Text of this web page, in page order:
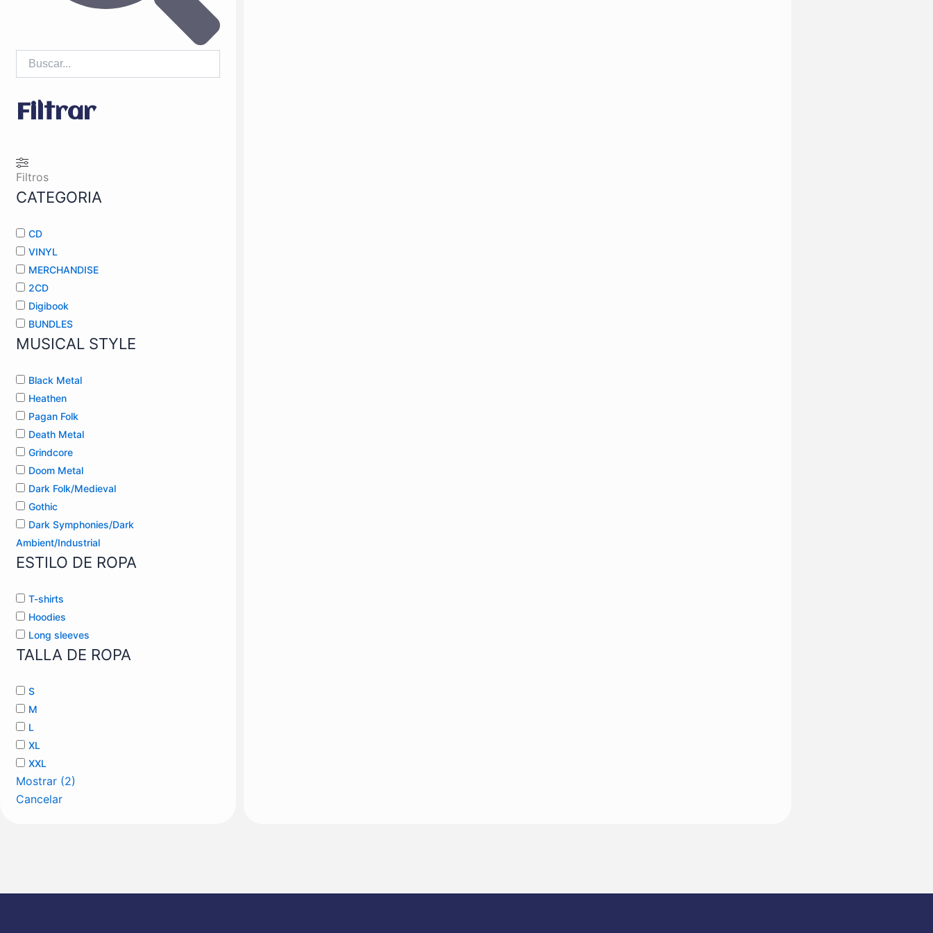
Filtrar
Filtros
CATEGORIA
CD
VINYL
MERCHANDISE
2CD
Digibook
BUNDLES
MUSICAL STYLE
Black Metal
Heathen
Pagan Folk
Death Metal
Grindcore
Doom Metal
Dark Folk/Medieval
Gothic
Dark Symphonies/Dark
Ambient/Industrial
ESTILO DE ROPA
T-shirts
Hoodies
Long sleeves
TALLA DE ROPA
S
M
L
XL
XXL
Mostrar (2)
Cancelar